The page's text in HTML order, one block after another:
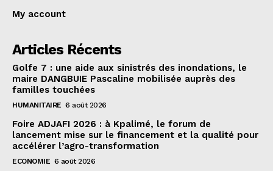
My account
Articles Récents
Golfe 7 : une aide aux sinistrés des inondations, le
maire DANGBUIE Pascaline mobilisée auprès des
familles touchées
HUMANITAIRE 6 août 2026
Foire ADJAFI 2026 : à Kpalimé, le forum de
lancement mise sur le financement et la qualité pour
accélérer l’agro-transformation
ECONOMIE 6 août 2026